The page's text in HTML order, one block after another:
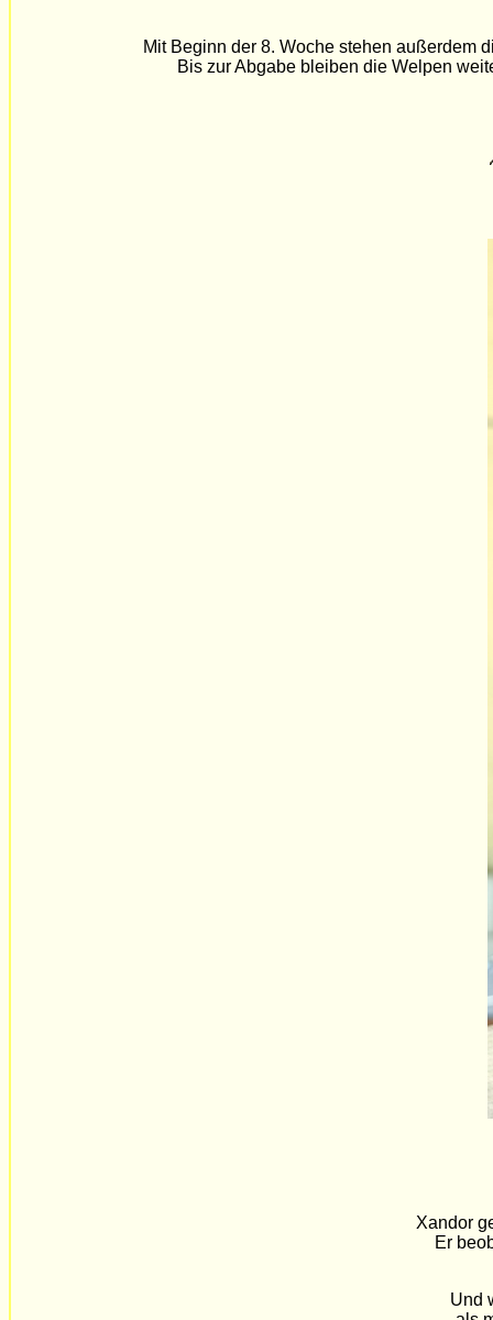
Mit Beginn der 8. Woche stehen außerdem
Bis zur Abgabe bleiben die Welpen
Xandor
Er
Und